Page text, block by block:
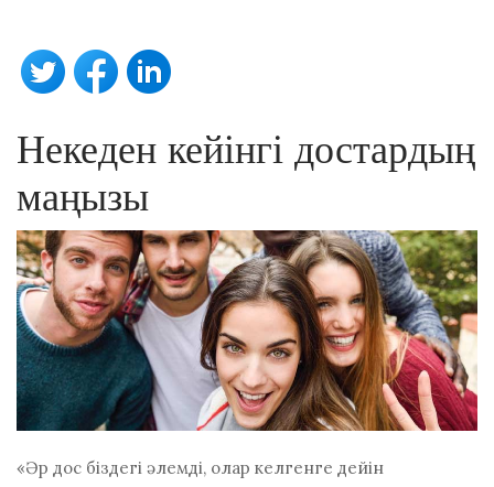
Некеден кейінгі достардың
маңызы
«Әр дос біздегі әлемді, олар келгенге дейін